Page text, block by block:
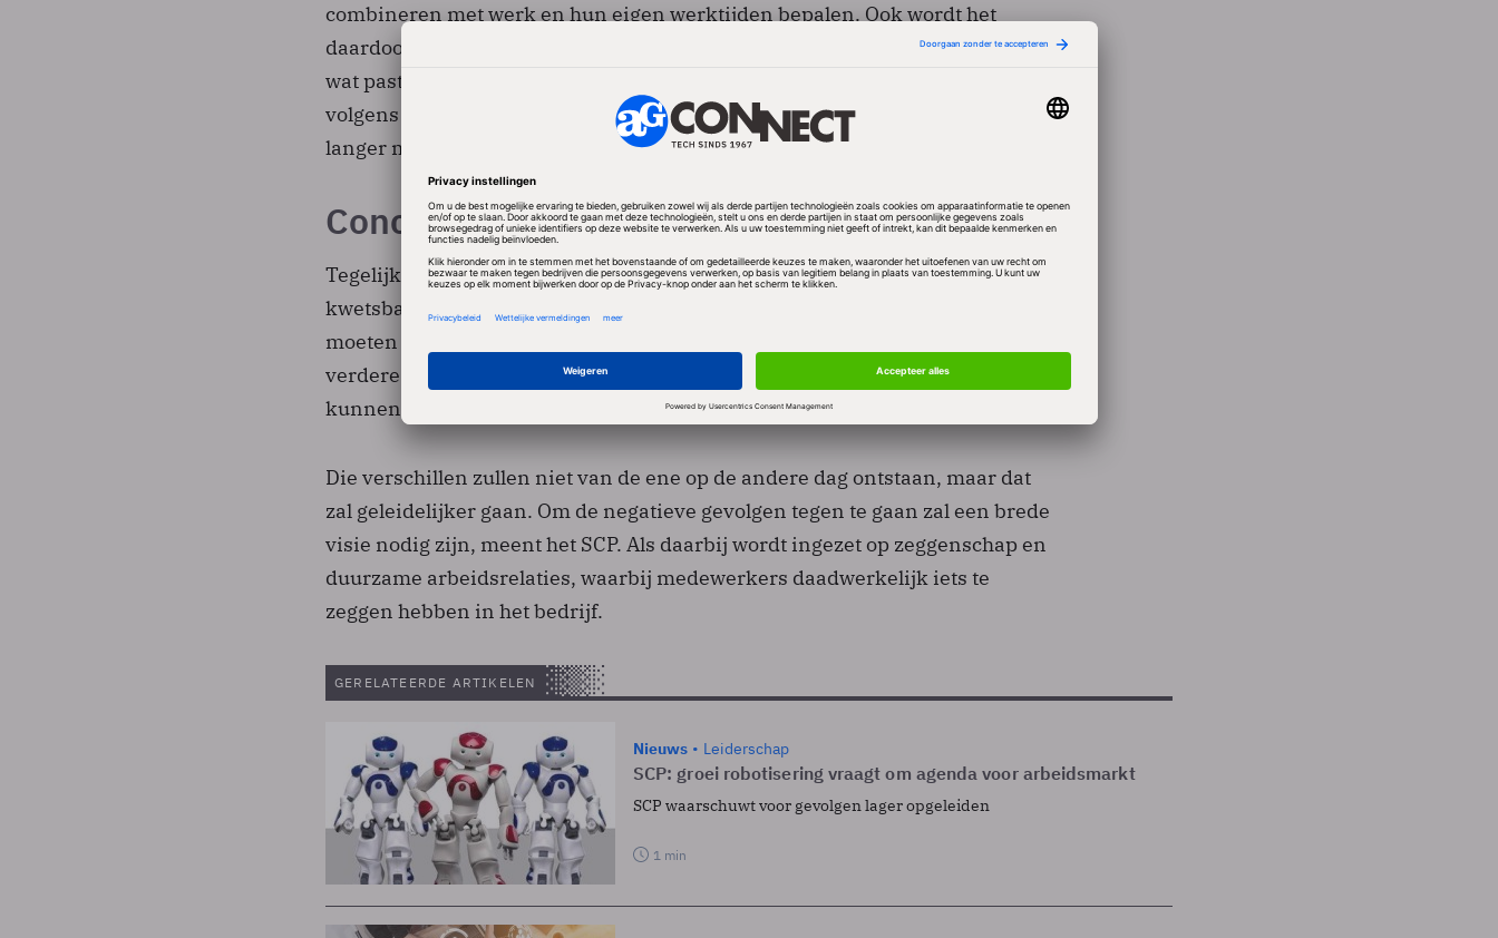
combineren met werk en hun eigen werktijden bepalen. Ook wordt het
daardoor makkelijker om werk om cursussen en studies heen te plannen,
wat past binnen de ambitie om een leven lang te blijven leren. Dat laatste is
volgens het SCP ook nodig omdat door de toenemende vergrijzing mensen
langer moeten blijven werken.
Concurreren
Tegelijkertijd bestaan er ook risico's met name voor lageropgeleiden en
kwetsbare mensen op de arbeidsmarkt. De kans is groot dat zij meer en meer
moeten concurreren met robots en mensen in lagelonenlanden en dat er een
verdere tweedeling in de maatschappij ontstaat. Ook digitale vaardigheden
kunnen zo'n scheidslijn vormen waarlangs een splitsing kan ontstaan.
Die verschillen zullen niet van de ene op de andere dag ontstaan, maar dat
zal geleidelijker gaan. Om de negatieve gevolgen tegen te gaan zal een brede
visie nodig zijn, meent het SCP. Als daarbij wordt ingezet op zeggenschap en
duurzame arbeidsrelaties, waarbij medewerkers daadwerkelijk iets te
zeggen hebben in het bedrijf.
GERELATEERDE ARTIKELEN
Nieuws Leiderschap
SCP: groei robotisering vraagt om agenda voor arbeidsmarkt
SCP waarschuwt voor gevolgen lager opgeleiden
1 min